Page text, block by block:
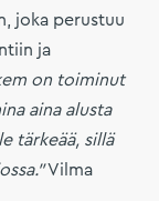
joka perustuu
ja
on toiminut
aina alusta
tärkeää, sillä
Vilma